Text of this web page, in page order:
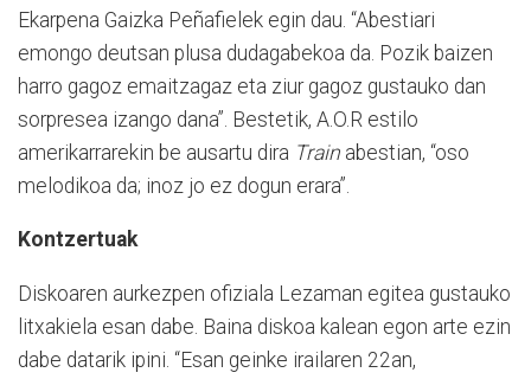
Ekarpena Gaizka Peñafielek egin dau. “Abestiari
emongo deutsan plusa dudagabekoa da. Pozik baizen
harro gagoz emaitzagaz eta ziur gagoz gustauko dan
sorpresea izango dana”. Bestetik, A.O.R estilo
amerikarrarekin be ausartu dira Train abestian, “oso
melodikoa da; inoz jo ez dogun erara”.
Kontzertuak
Diskoaren aurkezpen ofiziala Lezaman egitea gustauko
litxakiela esan dabe. Baina diskoa kalean egon arte ezin
dabe datarik ipini. “Esan geinke irailaren 22an,